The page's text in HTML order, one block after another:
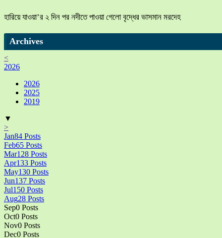
হারিয়ে যাওয়া’র ২ দিন পর নদীতে পাওয়া গেলো বৃদ্ধের ভাসমান মরদেহ
Archives
<
2026
2026
2025
2019
▼
>
Jan84 Posts
Feb65 Posts
Mar128 Posts
Apr133 Posts
May130 Posts
Jun137 Posts
Jul150 Posts
Aug28 Posts
Sep0 Posts
Oct0 Posts
Nov0 Posts
Dec0 Posts